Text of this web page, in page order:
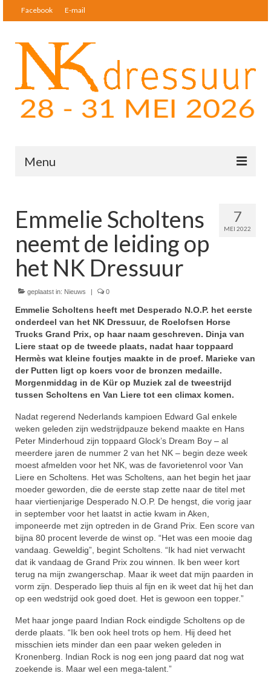
Facebook E-mail
Menu
Startlijsten & Uitslagen
Deelnemers
Tickets
Winnaars
Stands
Zakelijk
Pers
Contact
Kom gezellig helpen tijdens het NK Dressuur!
7
MEI 2022
Emmelie Scholtens
neemt de leiding op
het NK Dressuur
geplaatst in: Nieuws | 0
Emmelie Scholtens heeft met Desperado N.O.P. het eerste
onderdeel van het NK Dressuur, de Roelofsen Horse
Trucks Grand Prix, op haar naam geschreven. Dinja van
Liere staat op de tweede plaats, nadat haar toppaard
Hermès wat kleine foutjes maakte in de proef. Marieke van
der Putten ligt op koers voor de bronzen medaille.
Morgenmiddag in de Kür op Muziek zal de tweestrijd
tussen Scholtens en Van Liere tot een climax komen.
Nadat regerend Nederlands kampioen Edward Gal enkele
weken geleden zijn wedstrijdpauze bekend maakte en Hans
Peter Minderhoud zijn toppaard Glock’s Dream Boy – al
meerdere jaren de nummer 2 van het NK – begin deze week
moest afmelden voor het NK, was de favorietenrol voor Van
Liere en Scholtens. Het was Scholtens, aan het begin het jaar
moeder geworden, die de eerste stap zette naar de titel met
haar viertienjarige Desperado N.O.P. De hengst, die vorig jaar
in september voor het laatst in actie kwam in Aken,
imponeerde met zijn optreden in de Grand Prix. Een score van
bijna 80 procent leverde de winst op. “Het was een mooie dag
vandaag. Geweldig”, begint Scholtens. “Ik had niet verwacht
dat ik vandaag de Grand Prix zou winnen. Ik ben weer kort
terug na mijn zwangerschap. Maar ik weet dat mijn paarden in
vorm zijn. Desperado liep thuis al fijn en ik weet dat hij het dan
op een wedstrijd ook goed doet. Het is gewoon een topper.”
Met haar jonge paard Indian Rock eindigde Scholtens op de
derde plaats. “Ik ben ook heel trots op hem. Hij deed het
misschien iets minder dan een paar weken geleden in
Kronenberg. Indian Rock is nog een jong paard dat nog wat
zoekende is. Maar wel een mega-talent.”